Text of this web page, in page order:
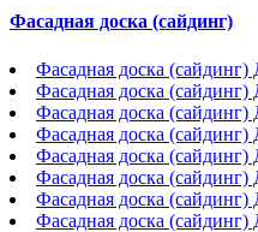
Фасадная доска (сайдинг)
Фасадная доска
Фасадная доска
Фасадная доска
Фасадная доска
Фасадная доска
Фасадная доска
Фасадная доска
Фасадная доска